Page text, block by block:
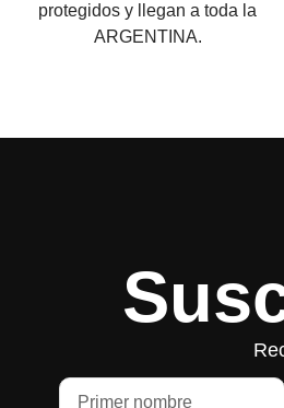
protegidos y llegan a toda la
ARGENTINA.